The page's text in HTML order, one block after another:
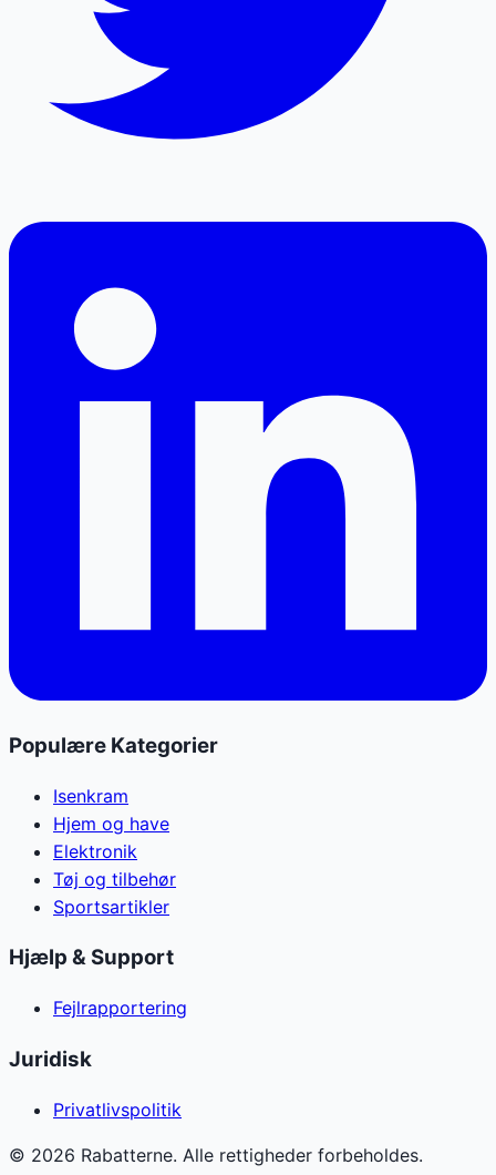
Populære Kategorier
Isenkram
Hjem og have
Elektronik
Tøj og tilbehør
Sportsartikler
Hjælp & Support
Fejlrapportering
Juridisk
Privatlivspolitik
© 2026 Rabatterne. Alle rettigheder forbeholdes.